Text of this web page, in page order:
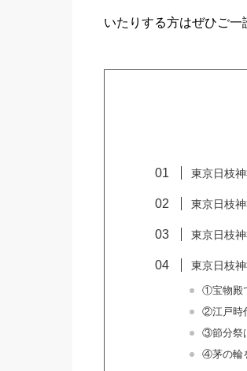
いたりする方はぜひご一
東京日枝
東京日枝
東京日枝
東京日枝
①宝物殿
②江戸時
③節分祭
④茅の輪